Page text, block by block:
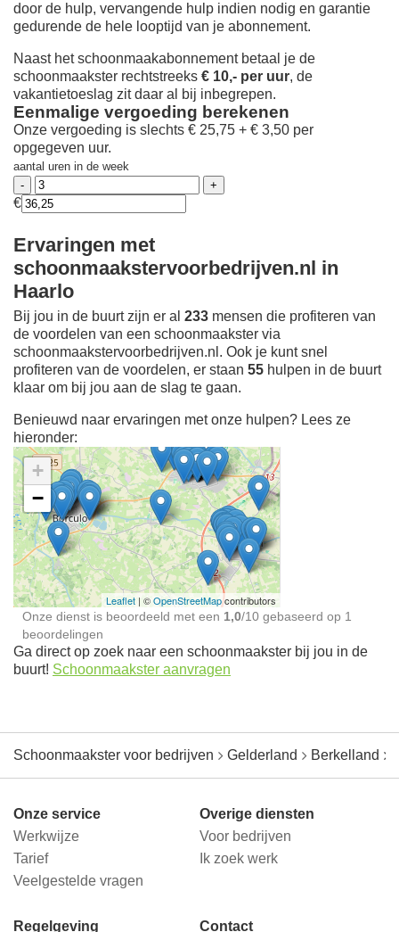
door de hulp, vervangende hulp indien nodig en garantie
gedurende de hele looptijd van je abonnement.
Naast het schoonmaakabonnement betaal je de
schoonmaakster rechtstreeks € 10,- per uur, de
vakantietoeslag zit daar al bij inbegrepen.
Eenmalige vergoeding berekenen
Onze vergoeding is slechts € 25,75 + € 3,50 per
opgegeven uur.
aantal uren in de week
€
Ervaringen met
schoonmaakstervoorbedrijven.nl in
Haarlo
Bij jou in de buurt zijn er al 233 mensen die profiteren van
de voordelen van een schoonmaakster via
schoonmaakstervoorbedrijven.nl. Ook je kunt snel
profiteren van de voordelen, er staan 55 hulpen in de buurt
klaar om bij jou aan de slag te gaan.
Benieuwd naar ervaringen met onze hulpen? Lees ze
hieronder:
Ontdek meer ervaringen
Schoonmaakster bij
jou in de buurt
+
−
Leaflet | ©OpenStreetMapcontributors
Onze dienst is beoordeeld met een 1,0/10 gebaseerd op 1
beoordelingen
Ga direct op zoek naar een schoonmaakster bij jou in de
buurt! Schoonmaakster aanvragen
Schoonmaakster voor bedrijven Gelderland Berkelland
Onze service
Werkwijze
Tarief
Veelgestelde vragen
Overige diensten
Voor bedrijven
Ik zoek werk
Regelgeving Contact